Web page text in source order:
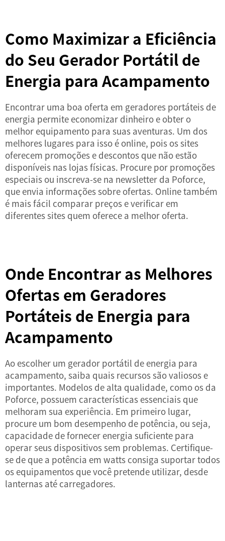
Como Maximizar a Eficiência
do Seu Gerador Portátil de
Energia para Acampamento
Encontrar uma boa oferta em geradores portáteis de
energia permite economizar dinheiro e obter o
melhor equipamento para suas aventuras. Um dos
melhores lugares para isso é online, pois os sites
oferecem promoções e descontos que não estão
disponíveis nas lojas físicas. Procure por promoções
especiais ou inscreva-se na newsletter da Poforce,
que envia informações sobre ofertas. Online também
é mais fácil comparar preços e verificar em
diferentes sites quem oferece a melhor oferta.
Onde Encontrar as Melhores
Ofertas em Geradores
Portáteis de Energia para
Acampamento
Ao escolher um gerador portátil de energia para
acampamento, saiba quais recursos são valiosos e
importantes. Modelos de alta qualidade, como os da
Poforce, possuem características essenciais que
melhoram sua experiência. Em primeiro lugar,
procure um bom desempenho de potência, ou seja,
capacidade de fornecer energia suficiente para
operar seus dispositivos sem problemas. Certifique-
se de que a potência em watts consiga suportar todos
os equipamentos que você pretende utilizar, desde
lanternas até carregadores.